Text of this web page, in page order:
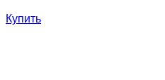
Купить